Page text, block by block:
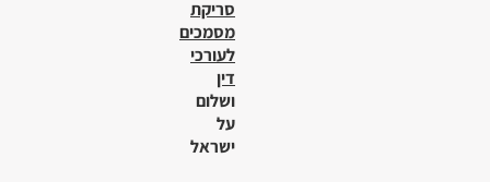
סריקת
מסמכים
לעורכי
דין
ושלום
על
ישראל